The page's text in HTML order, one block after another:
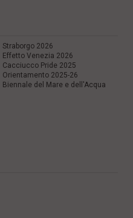
Straborgo 2026
Effetto Venezia 2026
Cacciucco Pride 2025
Orientamento 2025-26
Biennale del Mare e dell'Acqua